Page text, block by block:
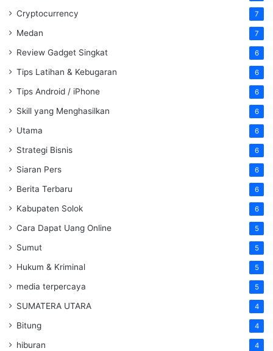
Cryptocurrency 7
Medan 7
Review Gadget Singkat 6
Tips Latihan & Kebugaran 6
Tips Android / iPhone 6
Skill yang Menghasilkan 6
Utama 6
Strategi Bisnis 6
Siaran Pers 6
Berita Terbaru 6
Kabupaten Solok 6
Cara Dapat Uang Online 5
Sumut 5
Hukum & Kriminal 5
media terpercaya 5
SUMATERA UTARA 4
Bitung 4
hiburan 4